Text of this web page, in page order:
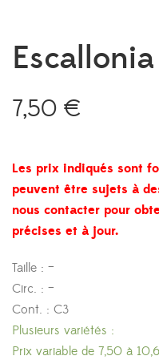
7,50 €
Les prix indiqués sont
peuvent être sujets à
nous contacter pour
précises et à jour.
Taille : –
Circ. : –
Cont. : C3
Plusieurs variétés :
Prix variable de 7,50 à